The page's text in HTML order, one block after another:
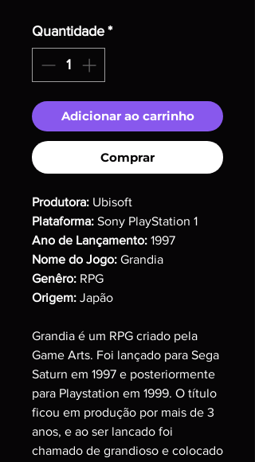
Quantidade *
Adicionar ao carrinho
Comprar
Produtora: Ubisoft
Plataforma: Sony PlayStation 1
Ano de Lançamento: 1997
Nome do Jogo: Grandia
Genêro: RPG
Origem: Japão
Grandia é um RPG criado pela
Game Arts. Foi lançado para Sega
Saturn em 1997 e posteriormente
para Playstation em 1999. O título
ficou em produção por mais de 3
anos, e ao ser lancado foi
chamado de grandioso e colocado